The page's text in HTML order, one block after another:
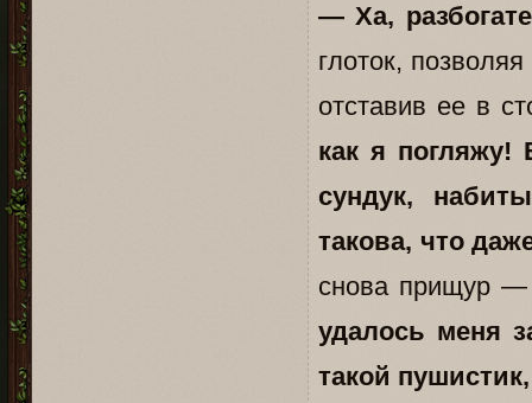
— Ха,
глоток,
отставив ее в
как я погляжу!
сундук,
такова, что
снова прищур —
удалось меня
такой